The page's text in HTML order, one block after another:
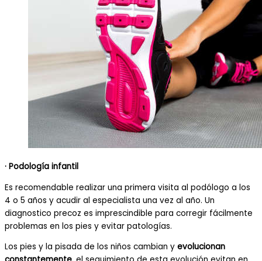
· Podología infantil
Es recomendable realizar una primera visita al podólogo a los
4 o 5 años y acudir al especialista una vez al año. Un
diagnostico precoz es imprescindible para corregir fácilmente
problemas en los pies y evitar patologías.
Los pies y la pisada de los niños cambian y evolucionan